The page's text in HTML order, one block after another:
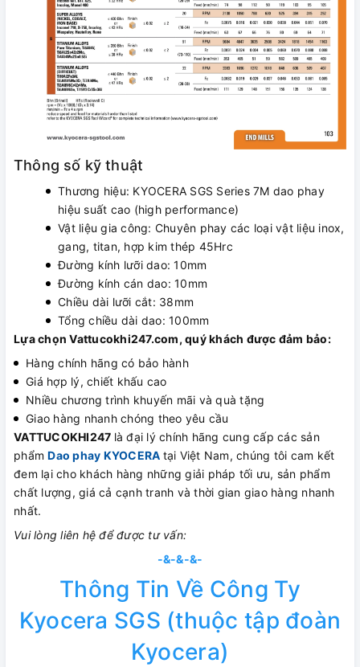
Thông số kỹ thuật
Thương hiệu: KYOCERA SGS Series 7M dao phay
hiệu suất cao (high performance)
Vật liệu gia công: Chuyên phay các loại vật liệu inox,
gang, titan, hợp kim thép 45Hrc
Đường kính lưỡi dao: 10mm
Đường kính cán dao: 10mm
Chiều dài lưỡi cắt: 38mm
Tổng chiều dài dao: 100mm
Lựa chọn Vattucokhi247.com, quý khách được đảm bảo:
Hàng chính hãng có bảo hành
Giá hợp lý, chiết khấu cao
Nhiều chương trình khuyến mãi và quà tặng
Giao hàng nhanh chóng theo yêu cầu
VATTUCOKHI247 là đại lý chính hãng cung cấp các sản
phẩmDao phay KYOCERA tại Việt Nam, chúng tôi cam kết
đem lại cho khách hàng những giải pháp tối ưu, sản phẩm
chất lượng, giá cả cạnh tranh và thời gian giao hàng nhanh
nhất.
Vui lòng liên hệ để được tư vấn:
-&-&-&-
Thông Tin Về Công Ty
Kyocera SGS (thuộc tập đoàn
Kyocera)